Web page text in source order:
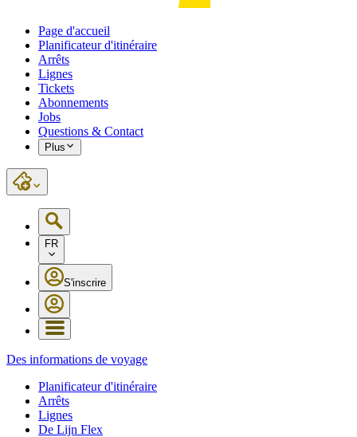
Page d'accueil
Planificateur d'itinéraire
Arrêts
Lignes
Tickets
Abonnements
Jobs
Questions & Contact
Plus
FR
S'inscrire
Des informations de voyage
Planificateur d'itinéraire
Arrêts
Lignes
De Lijn Flex